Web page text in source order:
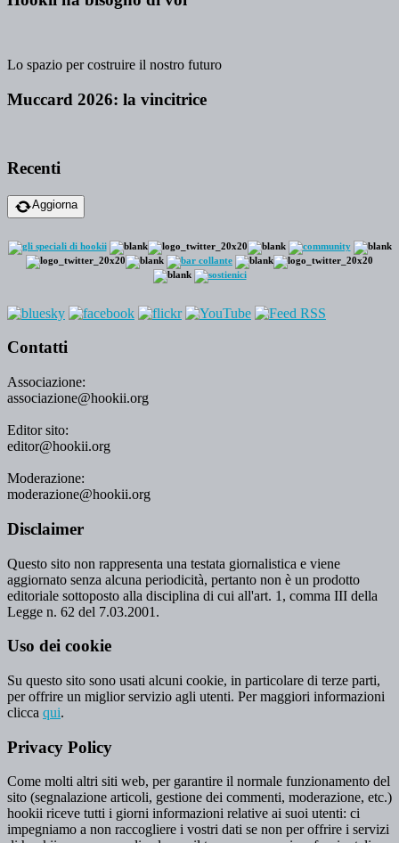
Lo spazio per costruire il nostro futuro
Muccard 2026: la vincitrice
Recenti
Aggiorna
Contatti
Associazione:
associazione@hookii.org
Editor sito:
editor@hookii.org
Moderazione:
moderazione@hookii.org
Disclaimer
Questo sito non rappresenta una testata giornalistica e viene
aggiornato senza alcuna periodicità, pertanto non è un prodotto
editoriale sottoposto alla disciplina di cui all'art. 1, comma III della
Legge n. 62 del 7.03.2001.
Uso dei cookie
Su questo sito sono usati alcuni cookie, in particolare di terze parti,
per offrire un miglior servizio agli utenti. Per maggiori informazioni
clicca qui.
Privacy Policy
Come molti altri siti web, per garantire il normale funzionamento del
sito (segnalazione articoli, gestione dei commenti, moderazione, etc.)
hookii riceve tutti i giorni informazioni relative ai suoi utenti: ci
impegniamo a non raccogliere i vostri dati se non per offrire i servizi